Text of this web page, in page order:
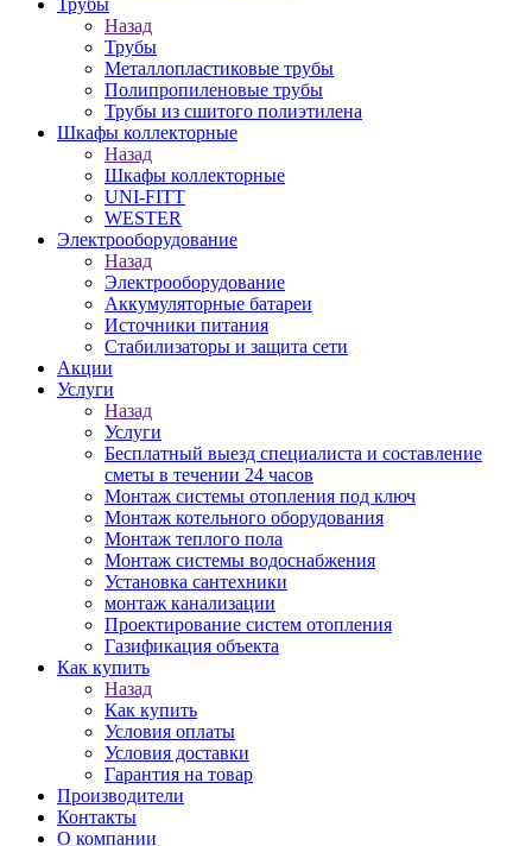
Трубы
Назад
Трубы
Металлопластиковые трубы
Полипропиленовые трубы
Трубы из сшитого полиэтилена
Шкафы коллекторные
Назад
Шкафы коллекторные
UNI-FITT
WESTER
Электрооборудование
Назад
Электрооборудование
Аккумуляторные батареи
Источники питания
Стабилизаторы и защита сети
Акции
Услуги
Назад
Услуги
Бесплатный выезд специалиста и составление
сметы в течении 24 часов
Монтаж системы отопления под ключ
Монтаж котельного оборудования
Монтаж теплого пола
Монтаж системы водоснабжения
Установка сантехники
монтаж канализации
Проектирование систем отопления
Газификация объекта
Как купить
Назад
Как купить
Условия оплаты
Условия доставки
Гарантия на товар
Производители
Контакты
О компании